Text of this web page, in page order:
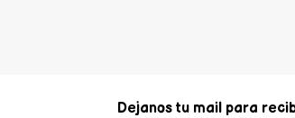
Dejanos tu mail para